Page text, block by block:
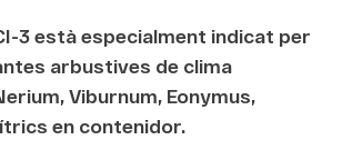
3 està especialment indicat per
arbustives de clima
Viburnum, Eonymus,
en contenidor.